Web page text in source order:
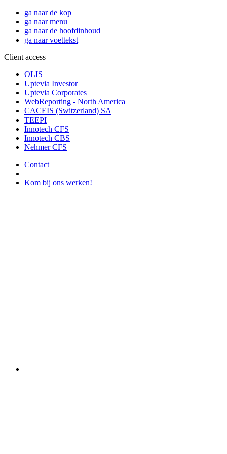
ga naar de kop
ga naar menu
ga naar de hoofdinhoud
ga naar voettekst
Client access
OLIS
Uptevia Investor
Uptevia Corporates
WebReporting - North America
CACEIS (Switzerland) SA
TEEPI
Innotech CFS
Innotech CBS
Nehmer CFS
Contact
Kom bij ons werken!